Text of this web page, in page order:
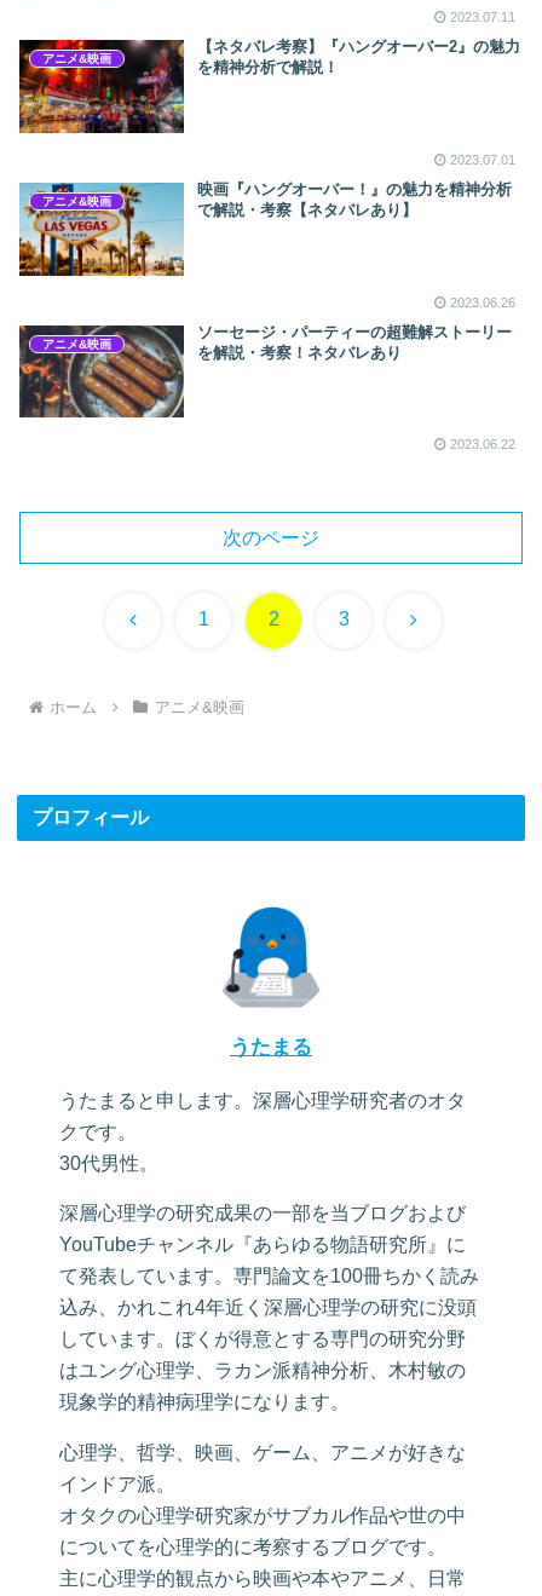
2023.07.11
アニメ&映画
【ネタバレ考察】『ハングオーバー2』の魅力
を精神分析で解説！
2023.07.01
アニメ&映画
映画『ハングオーバー！』の魅力を精神分析
で解説・考察【ネタバレあり】
2023.06.26
アニメ&映画
ソーセージ・パーティーの超難解ストーリー
を解説・考察！ネタバレあり
2023.06.22
次のページ
前 1 2 3 次
ホーム アニメ&映画
プロフィール
うたまる
うたまると申します。深層心理学研究者のオタ
クです。
30代男性。
深層心理学の研究成果の一部を当ブログおよび
YouTubeチャンネル『あらゆる物語研究所』に
て発表しています。専門論文を100冊ちかく読み
込み、かれこれ4年近く深層心理学の研究に没頭
しています。ぼくが得意とする専門の研究分野
はユング心理学、ラカン派精神分析、木村敏の
現象学的精神病理学になります。
心理学、哲学、映画、ゲーム、アニメが好きな
インドア派。
オタクの心理学研究家がサブカル作品や世の中
についてを心理学的に考察するブログです。
主に心理学的観点から映画や本やアニメ、日常